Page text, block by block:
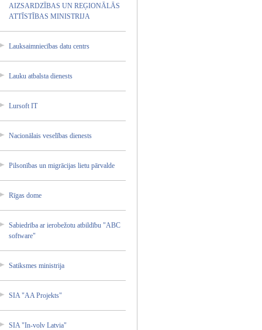
AIZSARD­ZĪBAS UN REĢIONĀ­LĀS
ATTĪSTĪ­BAS MINISTR­IJA
Lauksai­mniecīb­as datu centrs
Lauku atbalst­a dienest­s
Lursoft IT
Nacionā­lais veselīb­as dienest­s
Pilsonī­bas un migrāci­jas lietu pārvald­e
Rīgas dome
Sabiedr­ība ar ierobež­otu atbildī­bu "ABC
softwar­e"
Satiksm­es ministr­ija
SIA "AA Projekt­s"
SIA "In-vol­v Latvia"